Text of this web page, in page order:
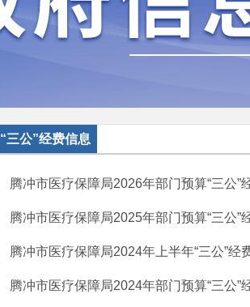
“三公”经费信息
腾冲市医疗保障局2026年部门预算“三公”
腾冲市医疗保障局2025年部门预算“三公”
腾冲市医疗保障局2024年上半年“三公”经
腾冲市医疗保障局2024年部门预算“三公”